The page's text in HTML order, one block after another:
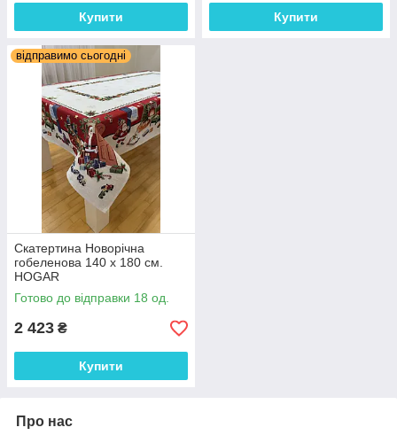
Купити Купити
відправимо сьогодні
Скатертина Новорічна
гобеленова 140 х 180 см.
HOGAR
Готово до відправки 18 од.
2 423 ₴
Купити
Про нас